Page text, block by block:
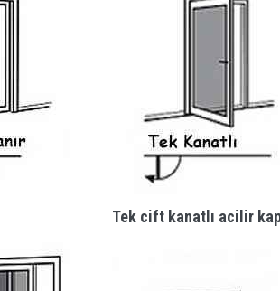
Tek cift kanatlı acilir